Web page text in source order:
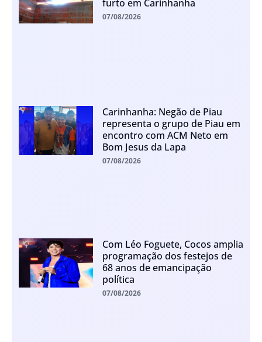
furto em Carinhanha
07/08/2026
Carinhanha: Negão de Piau
representa o grupo de Piau em
encontro com ACM Neto em
Bom Jesus da Lapa
07/08/2026
Com Léo Foguete, Cocos amplia
programação dos festejos de
68 anos de emancipação
política
07/08/2026